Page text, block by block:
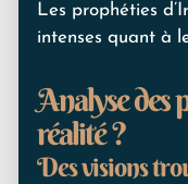
Les prophéties
intenses quant à
Analyse des
réalité ?
Des visions